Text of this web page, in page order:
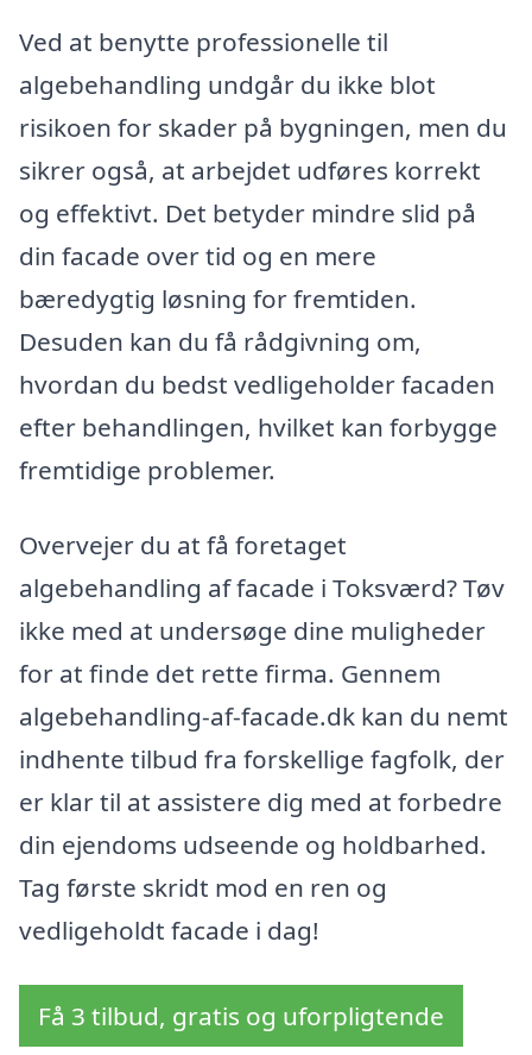
Ved at benytte professionelle til
algebehandling undgår du ikke blot
risikoen for skader på bygningen, men du
sikrer også, at arbejdet udføres korrekt
og effektivt. Det betyder mindre slid på
din facade over tid og en mere
bæredygtig løsning for fremtiden.
Desuden kan du få rådgivning om,
hvordan du bedst vedligeholder facaden
efter behandlingen, hvilket kan forbygge
fremtidige problemer.
Overvejer du at få foretaget
algebehandling af facade i Toksværd? Tøv
ikke med at undersøge dine muligheder
for at finde det rette firma. Gennem
algebehandling-af-facade.dk kan du nemt
indhente tilbud fra forskellige fagfolk, der
er klar til at assistere dig med at forbedre
din ejendoms udseende og holdbarhed.
Tag første skridt mod en ren og
vedligeholdt facade i dag!
Få 3 tilbud, gratis og uforpligtende